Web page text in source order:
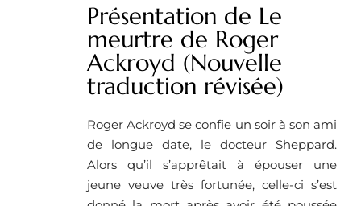
Présentation de Le
meurtre de Roger
Ackroyd (Nouvelle
traduction révisée)
Roger Ackroyd se confie un soir à son ami
de longue date, le docteur Sheppard.
Alors qu’il s’apprêtait à épouser une
jeune veuve très fortunée, celle-ci s’est